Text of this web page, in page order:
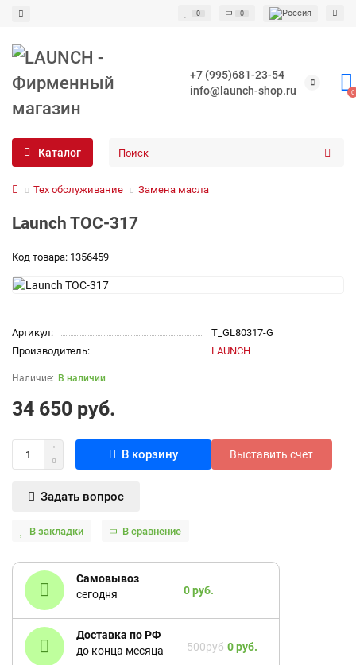
0 0
+7 (995)681-23-54
info@launch-shop.ru
0
Каталог
Тех обслуживание Замена масла
Launch TOC-317
Код товара: 1356459
Артикул:
T_GL80317-G
Производитель:
LAUNCH
В наличии
34 650 руб.
В корзину Выставить счет
Задать вопрос
В закладки В сравнение
Самовывоз
сегодня
0 руб.
Доставка по РФ
до конца месяца
500руб 0 руб.